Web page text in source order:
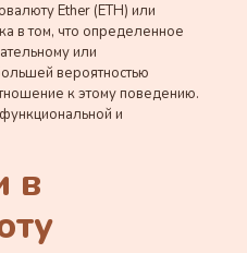
Ether (ETH) или
в том, что определенное
или
вероятностью
к этому поведению.
и
в